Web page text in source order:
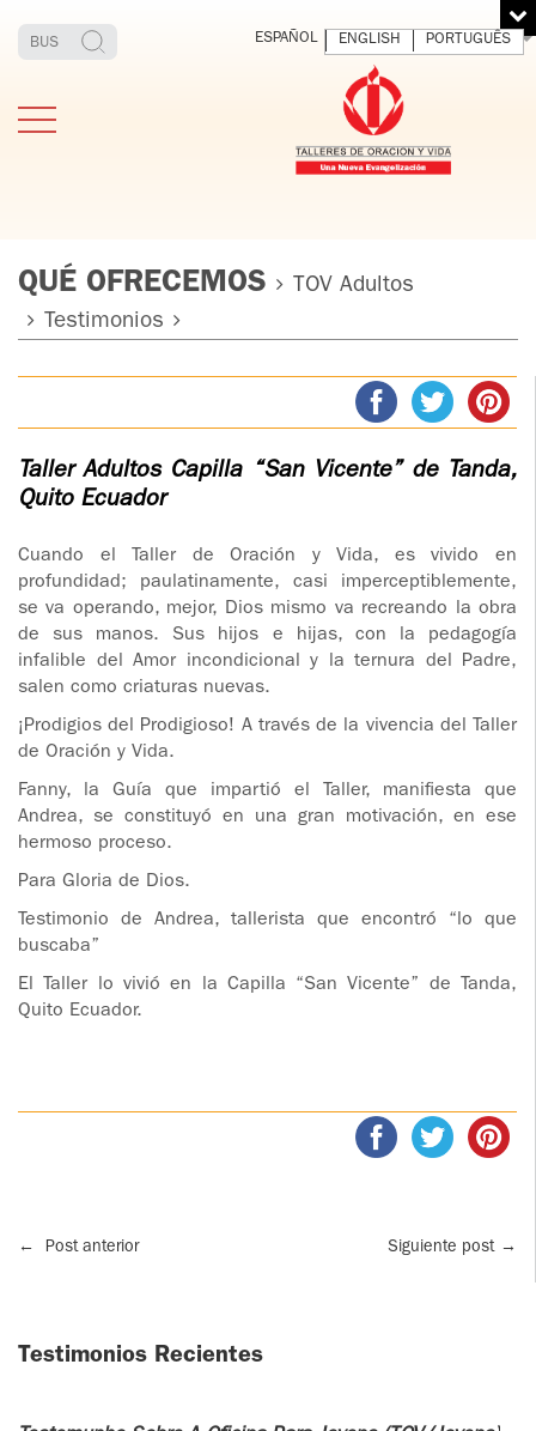
TOV JÓVENES
ADOLESCENTES
TOV NIÑOS
CURSO
ENCUENTRO DE
EXPERIENCIA DE
DIOS
CHARLAS Y
CÍRCULOS DE
ORACIÓN Y VIDA
LARRAÑAGA
HOMENAJE
PADRE
IGNACIO
LARRAÑAGA
OBRA
IGNACIO
LARRAÑAGA
VIDEOS
AUDIOS
Y VIVIR
EL
ESPAÑOL ENGLISH PORTUGUÊS
QUÉ OFRECEMOS
TOV Adultos
Testimonios
Taller Adultos Capilla “San Vicente” de Tanda,
Quito Ecuador
Cuando el Taller de Oración y Vida, es vivido en
profundidad; paulatinamente, casi imperceptiblemente,
se va operando, mejor, Dios mismo va recreando la obra
de sus manos. Sus hijos e hijas, con la pedagogía
infalible del Amor incondicional y la ternura del Padre,
salen como criaturas nuevas.
¡Prodigios del Prodigioso! A través de la vivencia del Taller
de Oración y Vida.
Fanny, la Guía que impartió el Taller, manifiesta que
Andrea, se constituyó en una gran motivación, en ese
hermoso proceso.
Para Gloria de Dios.
Testimonio de Andrea, tallerista que encontró “lo que
buscaba”
El Taller lo vivió en la Capilla “San Vicente” de Tanda,
Quito Ecuador.
← Post anterior Siguiente post →
Testimonios Recientes